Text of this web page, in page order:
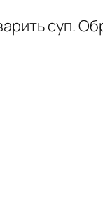
суп.